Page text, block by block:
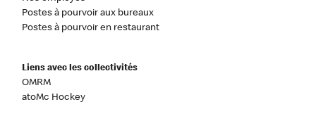
Postes à pourvoir aux bureaux
Postes à pourvoir en restaurant
Liens avec les collectivités
OMRM
atoMc Hockey